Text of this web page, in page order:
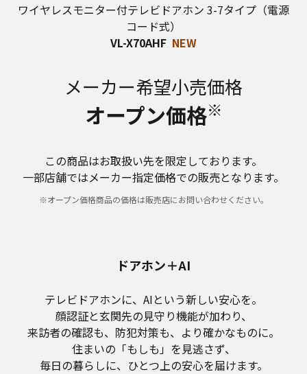
ワイヤレスモニター付テレビドアホン 3-7タイプ（電源
コード式）
VL-X70AHF NEW
メーカー希望小売価格
オープン価格※
この商品はお取扱い先を限定しております。
一部店舗ではメーカー指定価格での販売となります。
※オープン価格商品の価格は販売店にお問い合わせください。
ドアホン＋AI
テレビドアホンに、AIという新しい安心を。
顔認証と玄関先の見守り機能が加わり、
来訪者の確認も、防犯対策も、より確かなものに。
住まいの「もしも」を見逃さず、
毎日の暮らしに、ひとつ上の安心を届けます。